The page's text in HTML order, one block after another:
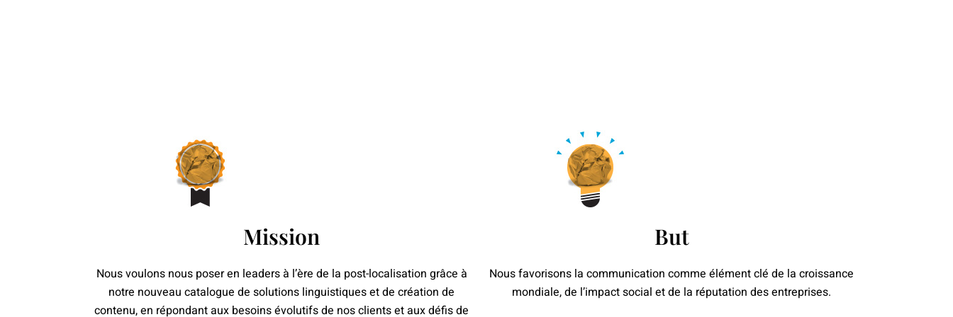
Mission
Nous voulons nous poser en leaders à l’ère de la post-localisation grâce à
notre nouveau catalogue de solutions linguistiques et de création de
contenu, en répondant aux besoins évolutifs de nos clients et aux défis de
But
Nous favorisons la communication comme élément clé de la croissance
mondiale, de l’impact social et de la réputation des entreprises.